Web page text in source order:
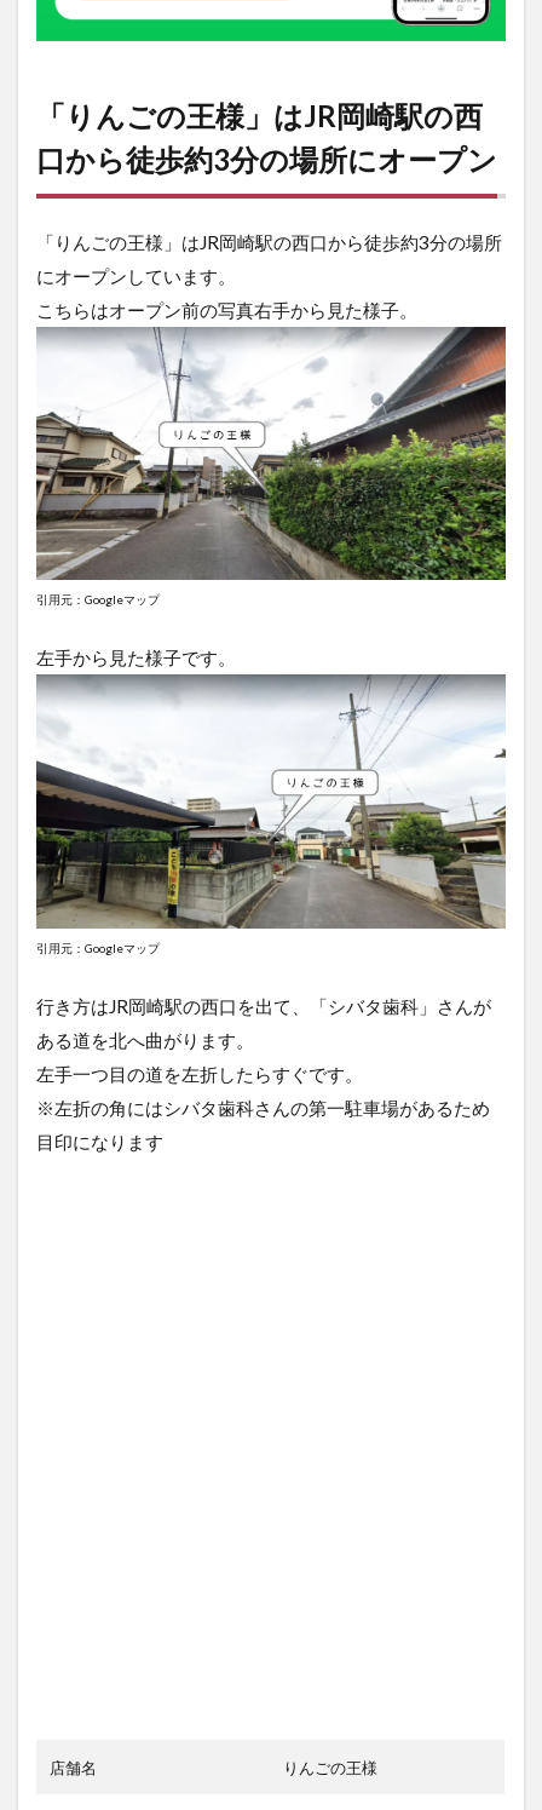
ープ
ン
王様
級の
味わ
の専
門店
場
「りんごの王様」はJR岡崎駅の西
口から徒歩約3分の場所にオープン
「りんごの王様」はJR岡崎駅の西口から徒歩約3分の場所
にオープンしています。
こちらはオープン前の写真右手から見た様子。
引用元：Googleマップ
左手から見た様子です。
引用元：Googleマップ
行き方はJR岡崎駅の西口を出て、「シバタ歯科」さんが
ある道を北へ曲がります。
左手一つ目の道を左折したらすぐです。
※左折の角にはシバタ歯科さんの第一駐車場があるため
目印になります
店舗名 りんごの王様